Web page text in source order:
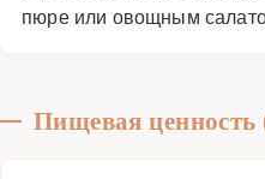
пюре или овощным
Пищевая